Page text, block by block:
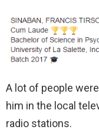
A lot of people
him in the local
radio stations.